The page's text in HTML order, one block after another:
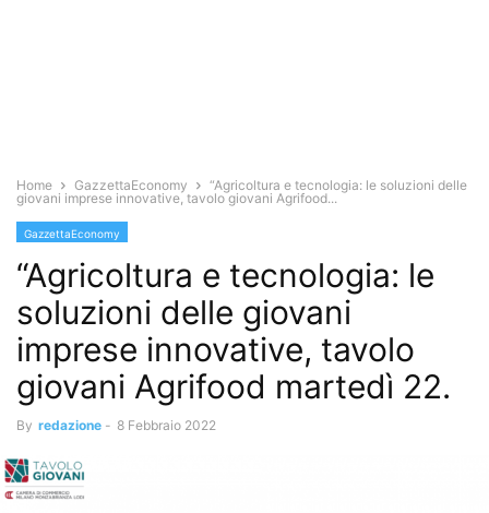
Home GazzettaEconomy
“Agricoltura e tecnologia: le soluzioni delle
giovani imprese innovative, tavolo giovani Agrifood...
GazzettaEconomy
“Agricoltura e tecnologia: le
soluzioni delle giovani
imprese innovative, tavolo
giovani Agrifood martedì 22.
By redazione - 8 Febbraio 2022